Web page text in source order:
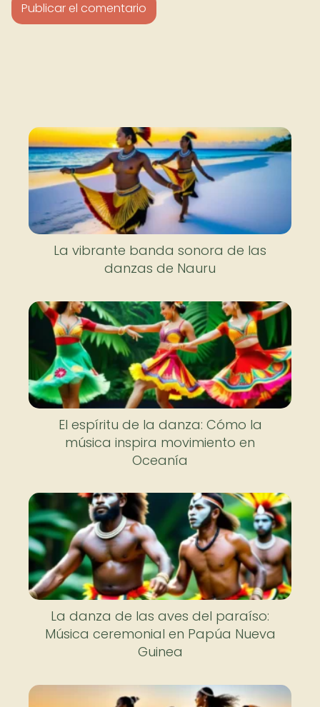
La vibrante banda sonora de las
danzas de Nauru
El espíritu de la danza: Cómo la
música inspira movimiento en
Oceanía
La danza de las aves del paraíso:
Música ceremonial en Papúa Nueva
Guinea